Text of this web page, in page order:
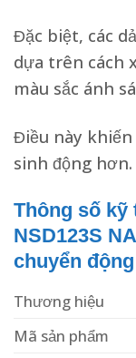
Đặc biệt, các
dựa trên cách
màu sắc ánh
Điều này
sinh động hơn.
Thông số kỹ
NSD123S
chuyển động
Thương hiệu
Mã sản phẩm